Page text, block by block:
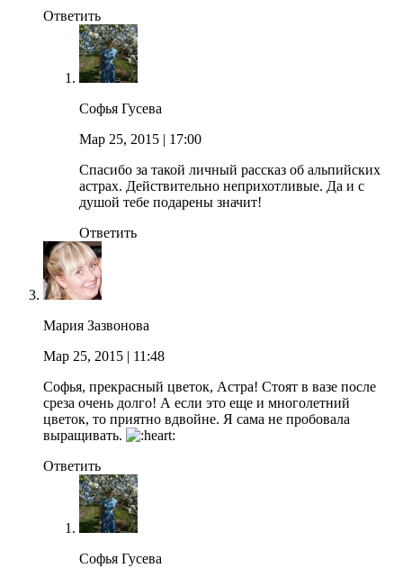
Ответить
Софья Гусева
Мар 25, 2015 | 17:00
Спасибо за такой личный рассказ об альпийских
астрах. Действительно неприхотливые. Да и с
душой тебе подарены значит!
Ответить
Мария Зазвонова
Мар 25, 2015 | 11:48
Софья, прекрасный цветок, Астра! Стоят в вазе после
среза очень долго! А если это еще и многолетний
цветок, то приятно вдвойне. Я сама не пробовала
выращивать.
Ответить
Софья Гусева